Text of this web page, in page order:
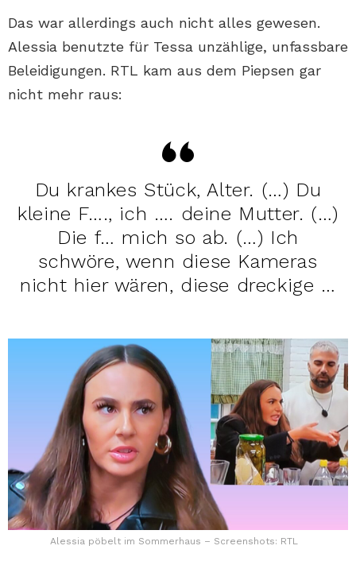
Das war allerdings auch nicht alles gewesen.
Alessia benutzte für Tessa unzählige, unfassbare
Beleidigungen. RTL kam aus dem Piepsen gar
nicht mehr raus:
Du krankes Stück, Alter. (…) Du
kleine F…., ich …. deine Mutter. (…)
Die f… mich so ab. (…) Ich
schwöre, wenn diese Kameras
nicht hier wären, diese dreckige …
Alessia pöbelt im Sommerhaus – Screenshots: RTL